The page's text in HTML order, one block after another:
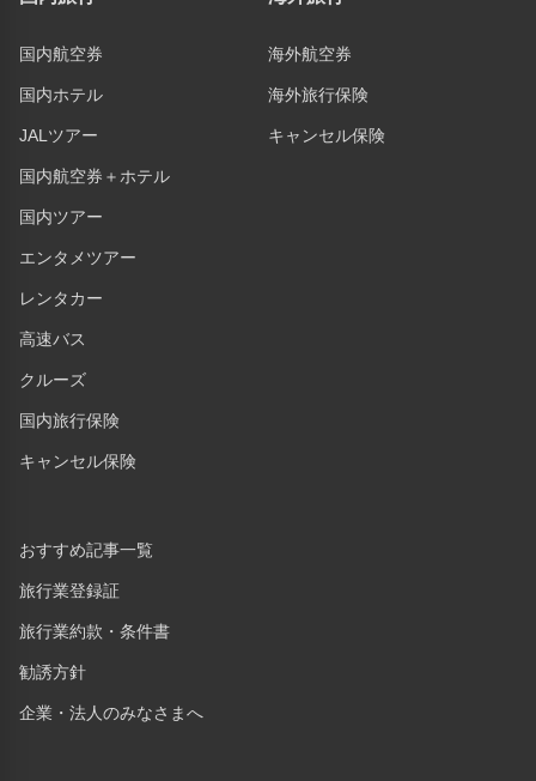
国内航空券
国内ホテル
JALツアー
国内航空券＋ホテル
国内ツアー
エンタメツアー
レンタカー
高速バス
クルーズ
国内旅行保険
キャンセル保険
海外航空券
海外旅行保険
キャンセル保険
おすすめ記事一覧
旅行業登録証
旅行業約款・条件書
勧誘方針
企業・法人のみなさまへ